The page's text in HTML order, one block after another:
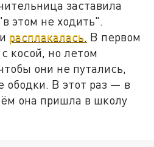
заставила
этом не ходить".
расплакалась. В первом
косой, но летом
они не путались,
ободки. В этот раз — в
она пришла в школу